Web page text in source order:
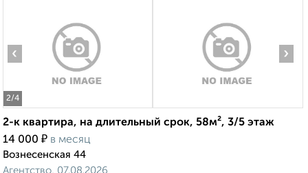
2/4
‹ ›
2-к квартира, на длительный срок, 58м², 3/5 этаж
14 000 ₽ в месяц
Вознесенская 44
Агентство, 07.08.2026